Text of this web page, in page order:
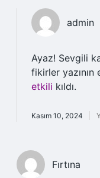
admin
Ayaz! Sevgili
fikirler
etkili kıldı.
Kasım 10, 2024
Fırtına